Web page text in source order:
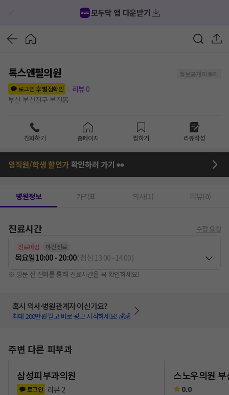
모두닥 앱 다운받기
톡스앤필의원
정보공개 미동의
로그인 후 별점확인
리뷰 0
부산 부산진구 부전동
전화하기 홈페이지 찜하기 리뷰작성
임직원/학생 할인가확인하러 가기 👀
병원정보 가격표 의사(1) 리뷰(0)
진료시간 수정 요청
진료마감 야간진료
목요일10:00 - 20:00(점심 13:00-14:00)
※ 방문 전 전화를 통해 진료시간을 꼭 확인하세요!
혹시 의사·병원관계자 이신가요?
최대 200만원 받고 바로 광고 시작하세요! 💰💰
주변 다른 피부과
삼성피부과의원
로그인 리뷰 2
스노우의원
0.0